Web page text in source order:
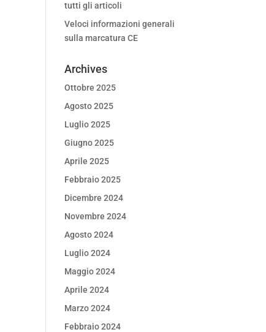
tutti gli articoli
Veloci informazioni generali
sulla marcatura CE
Archives
Ottobre 2025
Agosto 2025
Luglio 2025
Giugno 2025
Aprile 2025
Febbraio 2025
Dicembre 2024
Novembre 2024
Agosto 2024
Luglio 2024
Maggio 2024
Aprile 2024
Marzo 2024
Febbraio 2024